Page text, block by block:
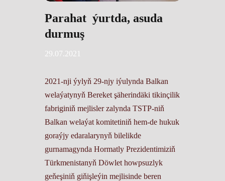
Parahat ýurtda, asuda
durmuş
29.07.2021
2021-nji ýylyň 29-njy iýulynda Balkan
welaýatynyň Bereket şäherindäki tikinçilik
fabriginiň mejlisler zalynda TSTP-niň
Balkan welaýat komitetiniň hem-de hukuk
goraýjy edaralarynyň bilelikde
gurnamagynda Hormatly Prezidentimiziň
Türkmenistanyň Döwlet howpsuzlyk
geňeşiniň giňişleýin mejlisinde beren